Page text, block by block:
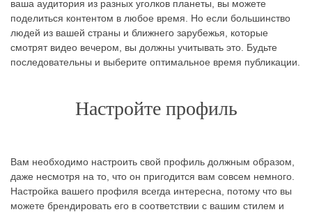
ваша аудитория из разных уголков планеты, вы можете
поделиться контентом в любое время. Но если большинство
людей из вашей страны и ближнего зарубежья, которые
смотрят видео вечером, вы должны учитывать это. Будьте
последовательны и выберите оптимальное время публикации.
Настройте профиль
Вам необходимо настроить свой профиль должным образом,
даже несмотря на то, что он пригодится вам совсем немного.
Настройка вашего профиля всегда интересна, потому что вы
можете брендировать его в соответствии с вашим стилем и